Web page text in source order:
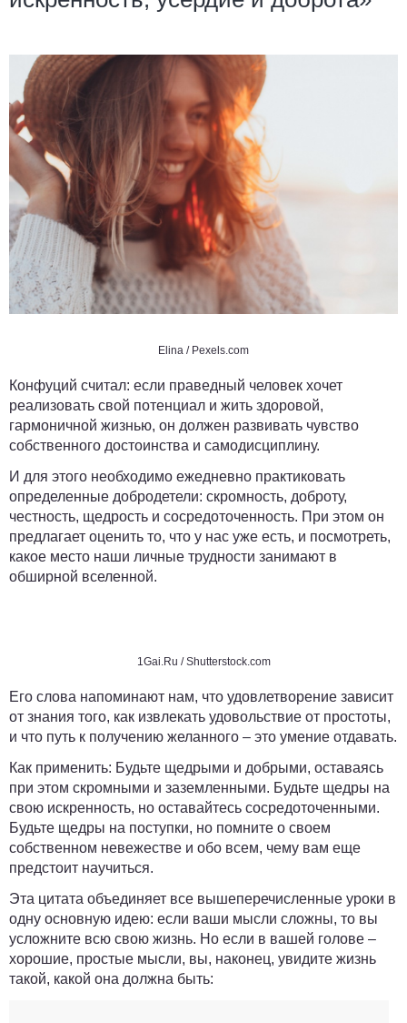
Elina / Pexels.com
Конфуций считал: если праведный человек хочет
реализовать свой потенциал и жить здоровой,
гармоничной жизнью, он должен развивать чувство
собственного достоинства и самодисциплину.
И для этого необходимо ежедневно практиковать
определенные добродетели: скромность, доброту,
честность, щедрость и сосредоточенность. При этом он
предлагает оценить то, что у нас уже есть, и посмотреть,
какое место наши личные трудности занимают в
обширной вселенной.
1Gai.Ru / Shutterstock.com
Его слова напоминают нам, что удовлетворение зависит
от знания того, как извлекать удовольствие от простоты,
и что путь к получению желанного – это умение отдавать.
Как применить: Будьте щедрыми и добрыми, оставаясь
при этом скромными и заземленными. Будьте щедры на
свою искренность, но оставайтесь сосредоточенными.
Будьте щедры на поступки, но помните о своем
собственном невежестве и обо всем, чему вам еще
предстоит научиться.
Эта цитата объединяет все вышеперечисленные уроки в
одну основную идею: если ваши мысли сложны, то вы
усложните всю свою жизнь. Но если в вашей голове –
хорошие, простые мысли, вы, наконец, увидите жизнь
такой, какой она должна быть: